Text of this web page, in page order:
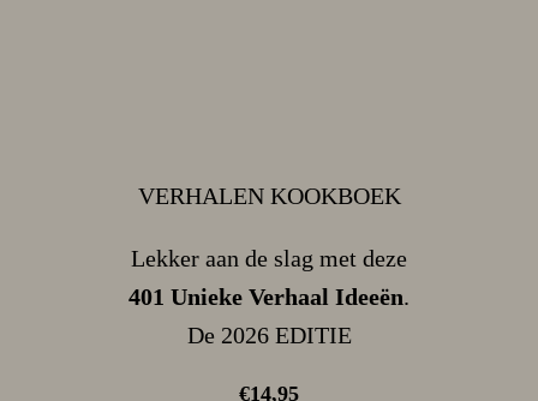
VERHALEN KOOKBOEK
Lekker aan de slag met deze
401 Unieke Verhaal Ideeën.
De 2026 EDITIE
€14,95